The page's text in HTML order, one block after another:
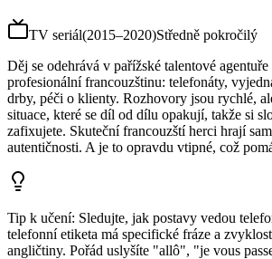
TV seriál(2015–2020)Středně pokročilý
Děj se odehrává v pařížské talentové
profesionální francouzštinu: telefonáty,
drby, péči o klienty. Rozhovory jsou rychlé,
situace, které se díl od dílu opakují, takže si
zafixujete. Skuteční francouzští herci hrají
autentičnosti. A je to opravdu vtipné, což
Tip k učení: Sledujte, jak postavy vedou
telefonní etiketa má specifické fráze a
angličtiny. Pořád uslyšíte "allô", "je vous